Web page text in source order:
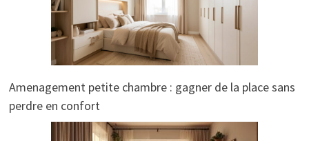
Amenagement petite chambre : gagner de la place sans
perdre en confort